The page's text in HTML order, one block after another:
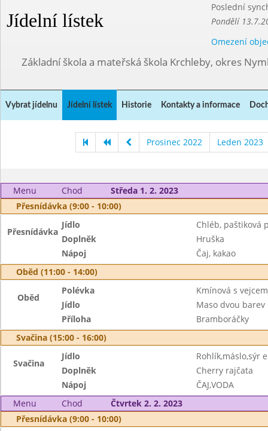
Jídelní lístek
Poslední
Pondělí
Omezení
Základní škola a mateřská škola Krchleby, okres
Vybrat jídelnu Jídelní lístek Historie Kontakty a informace
Prosinec 2022 Leden 2023
Menu Chod
Středa 1. 2. 2023
Přesnídávka (9:00 - 10:00)
Přesnídávka
Jídlo
Chléb, paštiková
Doplněk
Hruška
Nápoj
Čaj, kakao
Oběd (11:00 - 14:00)
Oběd
Polévka
Kmínová s vejcem
Jídlo
Maso dvou barev
Příloha
Bramboráčky
Svačina (15:00 - 16:00)
Svačina
Jídlo
Rohlík,máslo,sýr
Doplněk
Cherry rajčata
Nápoj
ČAJ,VODA
Menu
Chod
Čtvrtek 2. 2. 2023
Přesnídávka (9:00 - 10:00)